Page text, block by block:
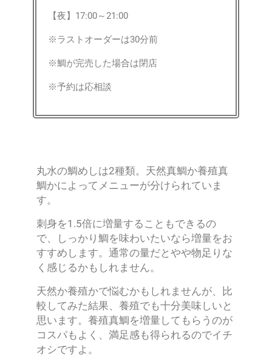
【夜】17:00～21:00
※ラストオーダーは30分前
※鯛が完売した場合は閉店
※予約は応相談
丸水の鯛めしは2種類。天然真鯛か養殖真
鯛かによってメニューが分けられていま
す。
刺身を1.5倍に増量することもできるの
で、しっかり鯛を味わいたいなら増量をお
すすめします。通常の量だとやや物足りな
く感じるかもしれません。
天然か養殖かで悩むかもしれませんが、比
較してみた結果、養殖でも十分美味しいと
思います。養殖真鯛を増量してもらうのが
コスパもよく、満足感も得られるのでイチ
オシですよ。